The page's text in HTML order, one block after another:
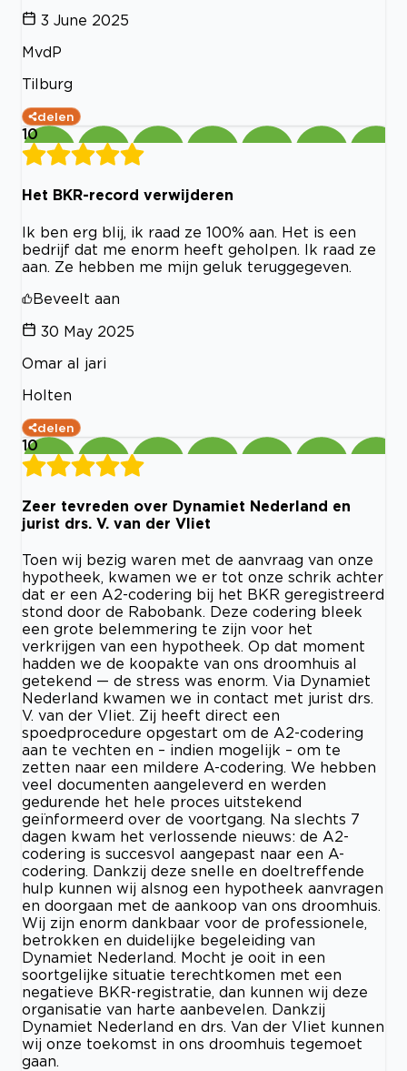
3 June 2025
MvdP
Tilburg
delen
10
Het BKR-record verwijderen
Ik ben erg blij, ik raad ze 100% aan. Het is een
bedrijf dat me enorm heeft geholpen. Ik raad ze
aan. Ze hebben me mijn geluk teruggegeven.
Beveelt aan
30 May 2025
Omar al jari
Holten
delen
10
Zeer tevreden over Dynamiet Nederland en
jurist drs. V. van der Vliet
Toen wij bezig waren met de aanvraag van onze
hypotheek, kwamen we er tot onze schrik achter
dat er een A2-codering bij het BKR geregistreerd
stond door de Rabobank. Deze codering bleek
een grote belemmering te zijn voor het
verkrijgen van een hypotheek. Op dat moment
hadden we de koopakte van ons droomhuis al
getekend — de stress was enorm. Via Dynamiet
Nederland kwamen we in contact met jurist drs.
V. van der Vliet. Zij heeft direct een
spoedprocedure opgestart om de A2-codering
aan te vechten en – indien mogelijk – om te
zetten naar een mildere A-codering. We hebben
veel documenten aangeleverd en werden
gedurende het hele proces uitstekend
geïnformeerd over de voortgang. Na slechts 7
dagen kwam het verlossende nieuws: de A2-
codering is succesvol aangepast naar een A-
codering. Dankzij deze snelle en doeltreffende
hulp kunnen wij alsnog een hypotheek aanvragen
en doorgaan met de aankoop van ons droomhuis.
Wij zijn enorm dankbaar voor de professionele,
betrokken en duidelijke begeleiding van
Dynamiet Nederland. Mocht je ooit in een
soortgelijke situatie terechtkomen met een
negatieve BKR-registratie, dan kunnen wij deze
organisatie van harte aanbevelen. Dankzij
Dynamiet Nederland en drs. Van der Vliet kunnen
wij onze toekomst in ons droomhuis tegemoet
gaan.